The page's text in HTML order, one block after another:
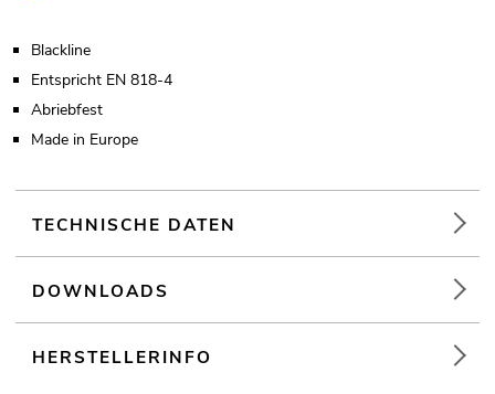
Blackline
Entspricht EN 818-4
Abriebfest
Made in Europe
TECHNISCHE DATEN
DOWNLOADS
HERSTELLERINFO